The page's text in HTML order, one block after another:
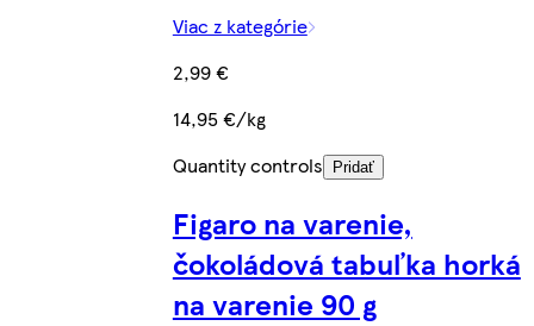
Viac z kategórie
2,99 €
14,95 €/kg
Quantity controls
Pridať
Figaro na varenie,
čokoládová tabuľka horká
na varenie 90 g